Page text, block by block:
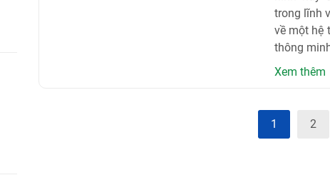
trong lĩnh
về một hệ
thông
Xem thêm
1 2